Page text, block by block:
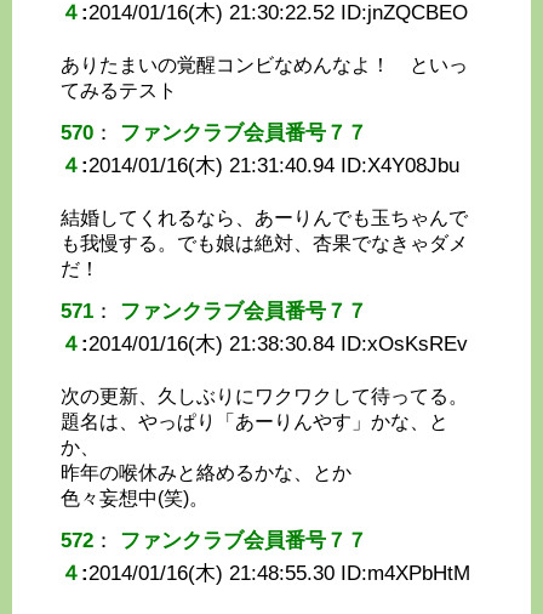
４ :2014/01/16(木) 21:30:22.52 ID:jnZQCBEO
ありたまいの覚醒コンビなめんなよ！ といっ
てみるテスト
570 ： ファンクラブ会員番号７７
４ :2014/01/16(木) 21:31:40.94 ID:X4Y08Jbu
結婚してくれるなら、あーりんでも玉ちゃんで
も我慢する。でも娘は絶対、杏果でなきゃダメ
だ！
571 ： ファンクラブ会員番号７７
４ :2014/01/16(木) 21:38:30.84 ID:xOsKsREv
次の更新、久しぶりにワクワクして待ってる。
題名は、やっぱり「あーりんやす」かな、と
か、
昨年の喉休みと絡めるかな、とか
色々妄想中(笑)。
572 ： ファンクラブ会員番号７７
４ :2014/01/16(木) 21:48:55.30 ID:m4XPbHtM